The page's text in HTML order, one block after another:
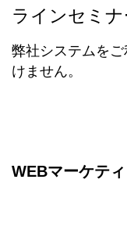
ラインセミナ
弊社システムを
けません。
WEBマーケテ